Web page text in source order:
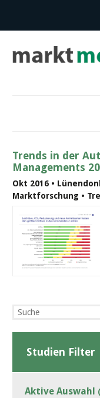
Trends in der
Managements
Okt 2016 •
Marktforschung •
Studien Filter
Aktive Auswahl